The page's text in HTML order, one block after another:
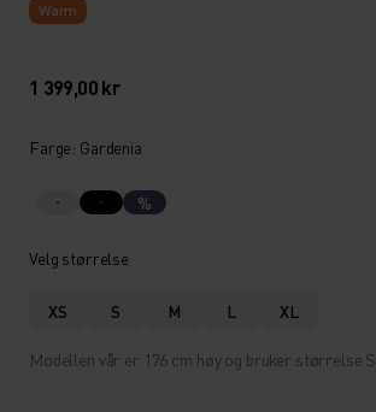
Warm
1 399,00 kr
Farge: Gardenia
%
Velg størrelse
XS S M L XL
Modellen vår er 176 cm høy og bruker størrelse S.